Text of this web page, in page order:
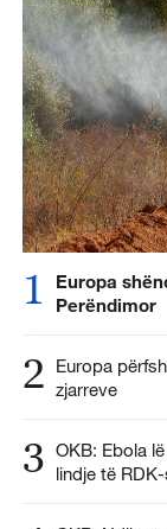
1
Europa
Perëndimor
2
Europa
zjarreve
3 OKB: Ebola
lindje të